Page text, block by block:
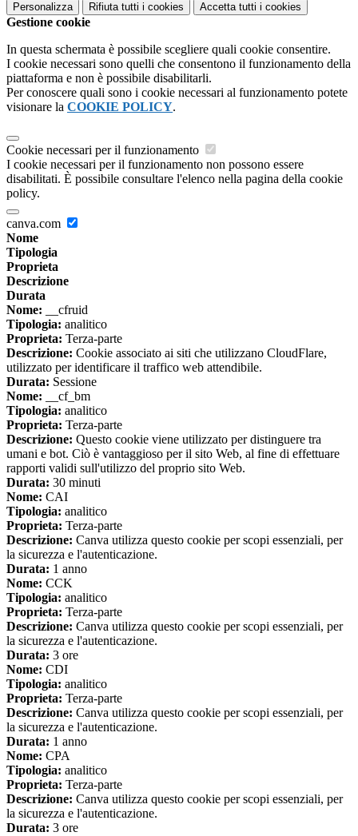
Personalizza Rifiuta tutti i cookies Accetta tutti i cookies
Gestione cookie
In questa schermata è possibile scegliere quali cookie consentire.
I cookie necessari sono quelli che consentono il funzionamento della
piattaforma e non è possibile disabilitarli.
Per conoscere quali sono i cookie necessari al funzionamento potete
visionare la COOKIE POLICY.
Cookie necessari per il funzionamento
I cookie necessari per il funzionamento non possono essere
disabilitati. È possibile consultare l'elenco nella pagina della cookie
policy.
canva.com
Nome
Tipologia
Proprieta
Descrizione
Durata
Nome: __cfruid
Tipologia: analitico
Proprieta: Terza-parte
Descrizione: Cookie associato ai siti che utilizzano CloudFlare,
utilizzato per identificare il traffico web attendibile.
Durata: Sessione
Nome: __cf_bm
Tipologia: analitico
Proprieta: Terza-parte
Descrizione: Questo cookie viene utilizzato per distinguere tra
umani e bot. Ciò è vantaggioso per il sito Web, al fine di effettuare
rapporti validi sull'utilizzo del proprio sito Web.
Durata: 30 minuti
Nome: CAI
Tipologia: analitico
Proprieta: Terza-parte
Descrizione: Canva utilizza questo cookie per scopi essenziali, per
la sicurezza e l'autenticazione.
Durata: 1 anno
Nome: CCK
Tipologia: analitico
Proprieta: Terza-parte
Descrizione: Canva utilizza questo cookie per scopi essenziali, per
la sicurezza e l'autenticazione.
Durata: 3 ore
Nome: CDI
Tipologia: analitico
Proprieta: Terza-parte
Descrizione: Canva utilizza questo cookie per scopi essenziali, per
la sicurezza e l'autenticazione.
Durata: 1 anno
Nome: CPA
Tipologia: analitico
Proprieta: Terza-parte
Descrizione: Canva utilizza questo cookie per scopi essenziali, per
la sicurezza e l'autenticazione.
Durata: 3 ore